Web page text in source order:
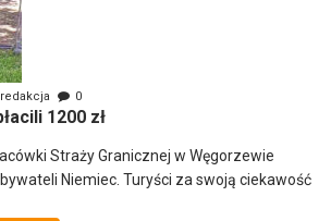
redakcja 0
1200 zł
Straży Granicznej w Węgorzewie
Niemiec. Turyści za swoją ciekawość